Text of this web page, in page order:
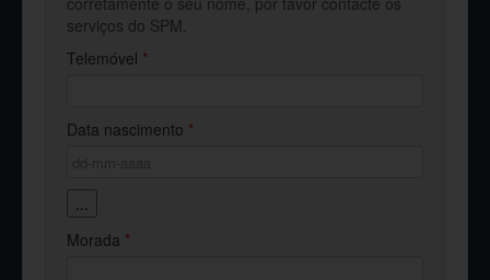
serviços do SPM.
Telemóvel *
Data nascimento *
...
Morada *